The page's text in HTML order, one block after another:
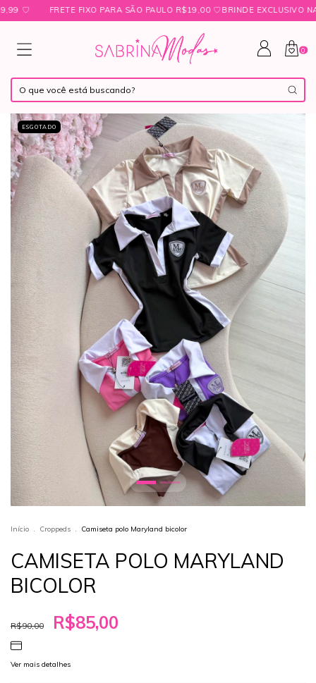
♡ FRETE FIXO PARA SÃO PAULO R$19,00 ㅤ♡ㅤBRINDE EXCLUSIVO NAS
0
ESGOTADO
Início . Croppeds . Camiseta polo Maryland bicolor
CAMISETA POLO MARYLAND
BICOLOR
R$90,00 R$85,00
Ver mais detalhes